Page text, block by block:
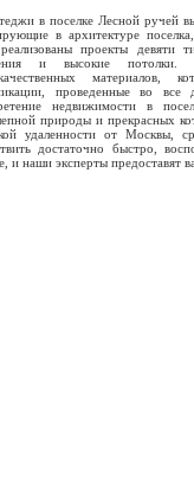
в поселке Лесной ручей
в архитектуре
проекты
и высокие потолки.
материалов,
проведенные во все
недвижимости в
природы и прекрасных
удаленности от Москвы,
достаточно быстро,
и наши эксперты предоставят